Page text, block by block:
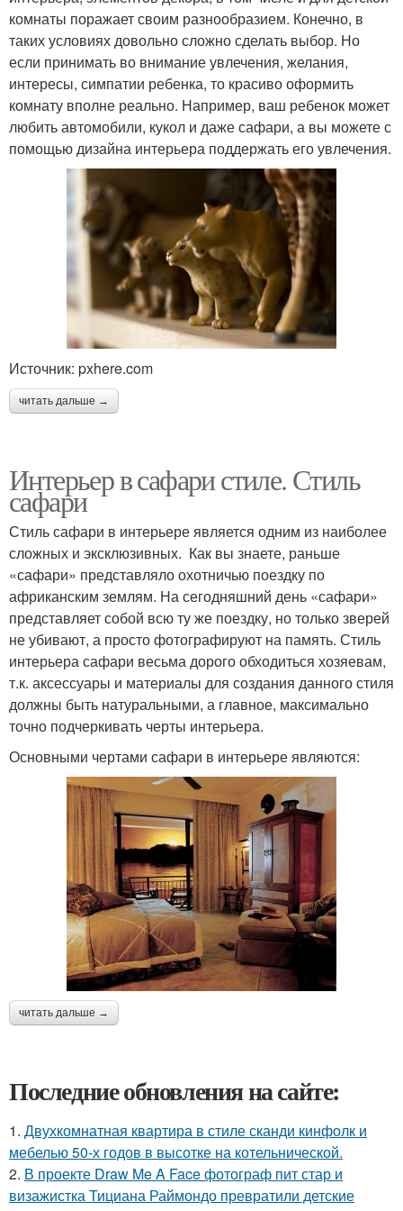
комнаты поражает своим разнообразием. Конечно, в
таких условиях довольно сложно сделать выбор. Но
если принимать во внимание увлечения, желания,
интересы, симпатии ребенка, то красиво оформить
комнату вполне реально. Например, ваш ребенок может
любить автомобили, кукол и даже сафари, а вы можете с
помощью дизайна интерьера поддержать его увлечения.
Источник: pxhere.com
читать дальше →
Интерьер в сафари стиле. Стиль
сафари
Стиль сафари в интерьере является одним из наиболее
сложных и эксклюзивных. Как вы знаете, раньше
«сафари» представляло охотничью поездку по
африканским землям. На сегодняшний день «сафари»
представляет собой всю ту же поездку, но только зверей
не убивают, а просто фотографируют на память. Стиль
интерьера сафари весьма дорого обходиться хозяевам,
т.к. аксессуары и материалы для создания данного стиля
должны быть натуральными, а главное, максимально
точно подчеркивать черты интерьера.
Основными чертами сафари в интерьере являются:
читать дальше →
Последние обновления на сайте:
1. Двухкомнатная квартира в стиле сканди кинфолк и
мебелью 50-х годов в высотке на котельнической.
2. В проекте Draw Me A Face фотограф пит стар и
визажистка Тициана Раймондо превратили детские